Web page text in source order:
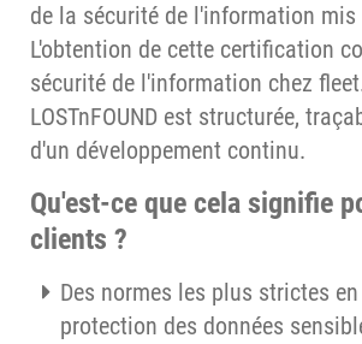
de la sécurité de l'information mis
L'obtention de cette certification
sécurité de l'information chez
LOSTnFOUND est structurée,
d'un développement continu.
Qu'est-ce que cela signifie
clients ?
Des normes les plus strictes
protection des données